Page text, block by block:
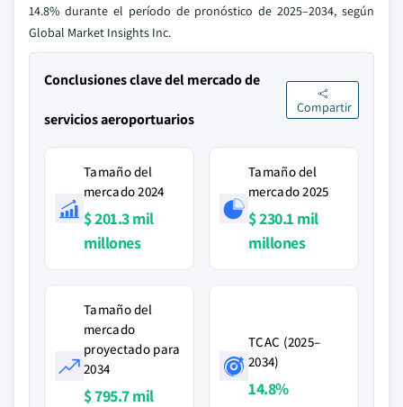
14.8% durante el período de pronóstico de 2025–2034, según
Global Market Insights Inc.
Conclusiones clave del mercado de
servicios aeroportuarios
Compartir
Tamaño del
mercado 2024
$ 201.3 mil
millones
Tamaño del
mercado 2025
$ 230.1 mil
millones
Tamaño del
mercado
proyectado para
2034
$ 795.7 mil
TCAC (2025–
2034)
14.8%